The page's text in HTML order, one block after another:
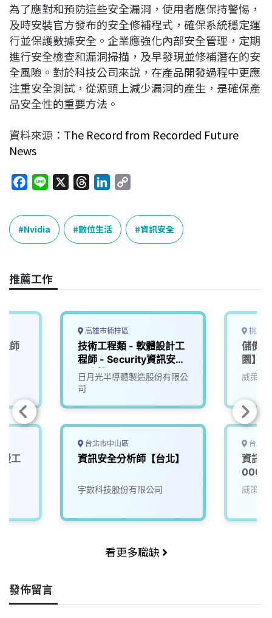
為了應對和預防這些安全漏洞，使用者應保持警惕，
及時安裝官方發布的安全修補程式，確保系統穩定運
行並保護數據安全。企業應強化內部安全管理，定期
進行安全檢查和漏洞掃描，及早發現並修補潛在的安
全風險。對於科技公司來說，在產品開發過程中更應
注重安全測試，從源頭上減少漏洞的產生，是確保產
品安全性的重要方法。
資料來源： The Record from Recorded Future
News
c
e
b
o
k
n
e
r
e
a
n
k
e
n
p
L
k
Nvidia 數位生活 資訊安全
推薦工作
師
工
高雄市楠梓區
技術工程類 - 軟體設計工
程師 - Security資訊安全
【高雄】
日月光半導體製造股份有限公
司
台北市中山區
資訊安全分析師【台北】
宇數科技股份有限公司
桃園
儲備
園】_
經驗
威策電
台北
資訊
威策電
看更多職缺
發佈留言